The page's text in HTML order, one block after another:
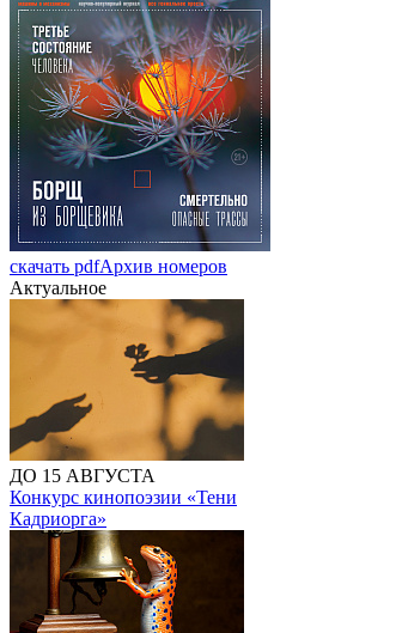
скачать pdfАрхив номеров
Актуальное
ДО 15 АВГУСТА
Конкурс кинопоэзии «Тени
Кадриорга»